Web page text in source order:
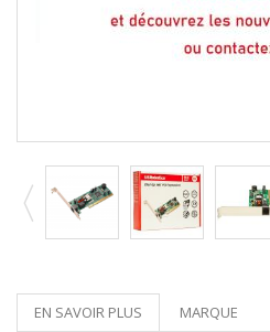
EN SAVOIR PLUS MARQUE